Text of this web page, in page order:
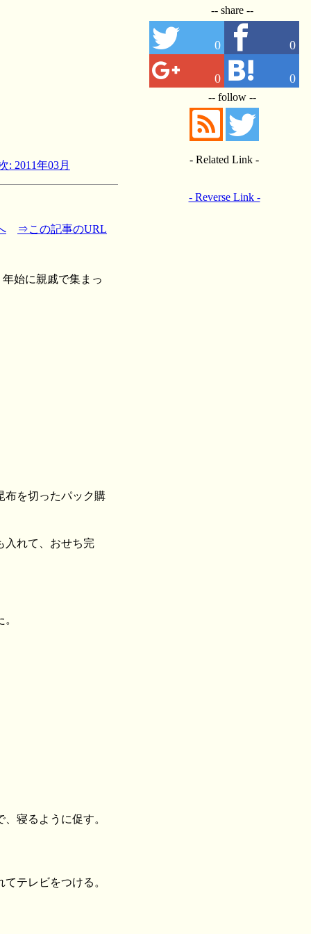
: 2011年03月
⇒この記事のURL
始に親戚で集まっ
布を切ったパック購
入れて、おせち完
寝るように促す。
テレビをつける。
-- share --
0 0
0 0
-- follow --
- Related Link -
- Reverse Link -